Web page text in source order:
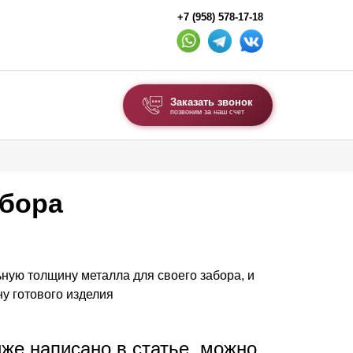
+7 (958) 578-17-18
Комбинированные заборы
ВОРОТА И КАЛИТКИ
Заказать звонок
позвоним за наш счет
толщину металла для своего забора, и
готового изделия